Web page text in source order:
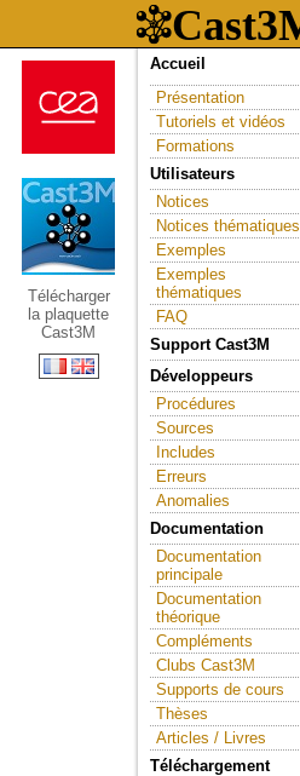
Télécharger
la plaquette
Cast3M
Accueil
Présentation
Tutoriels et vidéos
Formations
Utilisateurs
Notices
Notices thématiques
Exemples
Exemples
thématiques
FAQ
Support Cast3M
Développeurs
Procédures
Sources
Includes
Erreurs
Anomalies
Documentation
Documentation
principale
Documentation
théorique
Compléments
Clubs Cast3M
Supports de cours
Thèses
Articles / Livres
Téléchargement